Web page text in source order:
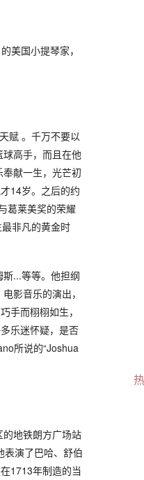
美国小提琴家，
赋 。千万不要以
球高手，而且在他
献一生，光芒初
14岁。之后的约
葛莱美奖的荣耀
非凡的黄金时
...等等。他担纲
影音乐的演出，
手而栩栩如生，
乐迷怀疑，是否
所说的“Joshua
地铁朗方广场站
表演了巴哈、舒伯
1713年制造的当